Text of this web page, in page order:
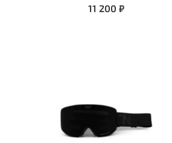
11 200 ₽